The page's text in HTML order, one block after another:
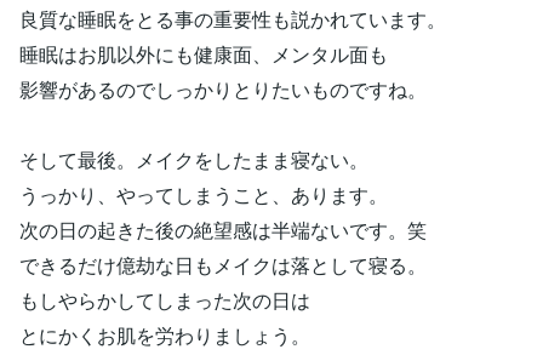
良質な睡眠をとる事の重要性も説かれています。
睡眠はお肌以外にも健康面、メンタル面も
影響があるのでしっかりとりたいものですね。
そして最後。メイクをしたまま寝ない。
うっかり、やってしまうこと、あります。
次の日の起きた後の絶望感は半端ないです。笑
できるだけ億劫な日もメイクは落として寝る。
もしやらかしてしまった次の日は
とにかくお肌を労わりましょう。